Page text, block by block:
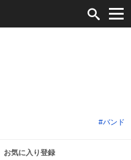
#バンド
お気に入り登録